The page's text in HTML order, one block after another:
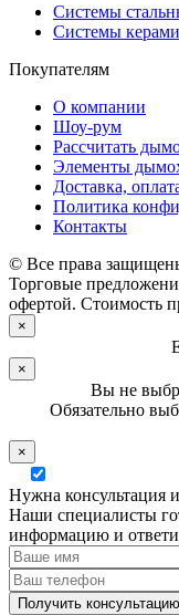
Системы
Системы
Покупателям
О компании
Шоу-рум
Рассчитать
Элементы
Доставка,
Политика
Контакты
© Все права
Торговые
офертой. Стоимость
×
×
Вы не
Обязательно
×
Нужна консультация
Наши специалисты
информацию и